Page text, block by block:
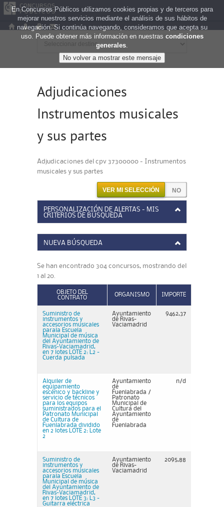
Adjudicaciones
Instrumentos musicales
y sus partes
Adjudicaciones del cpv 37300000 - Instrumentos
musicales y sus partes
VER MI SELECCIÓN
PERSONALIZACIÓN DE ALERTAS - MIS
CRITERIOS DE BÚSQUEDA
NUEVA BÚSQUEDA
Se han encontrado 304 concursos, mostrando del
1 al 20.
OBJETO DEL
CONTRATO
ORGANISMO IMPORTE
Suministro de
instrumentos y
accesorios musicales
parala Escuela
Municipal de música
del Ayuntamiento de
Rivas-Vaciamadrid,
en 7 lotes LOTE 2: L2 -
Cuerda pulsada
Ayuntamiento
de Rivas-
Vaciamadrid
9462,37
Alquiler de
equipamiento
escénico y backline y
servicio de técnicos
para los equipos
suministrados para el
Patronato Municipal
de Cultura de
Fuenlabrada dividido
en 2 lotes LOTE 2: Lote
2
Ayuntamiento
de
Fuenlabrada /
Patronato
Municipal de
Cultura del
Ayuntamiento
de
Fuenlabrada
n/d
Suministro de
instrumentos y
accesorios musicales
parala Escuela
Municipal de música
del Ayuntamiento de
Rivas-Vaciamadrid,
en 7 lotes LOTE 3: L3 -
Guitarra eléctrica
Ayuntamiento
de Rivas-
Vaciamadrid
2095,88
En Concursos Públicos utilizamos cookies propias y de terceros para
mejorar nuestros servicios mediante el análisis de sus hábitos de
navegación. Si continúa navegando, consideramos que acepta su
uso. Puede obtener más información en nuestras condiciones
generales.